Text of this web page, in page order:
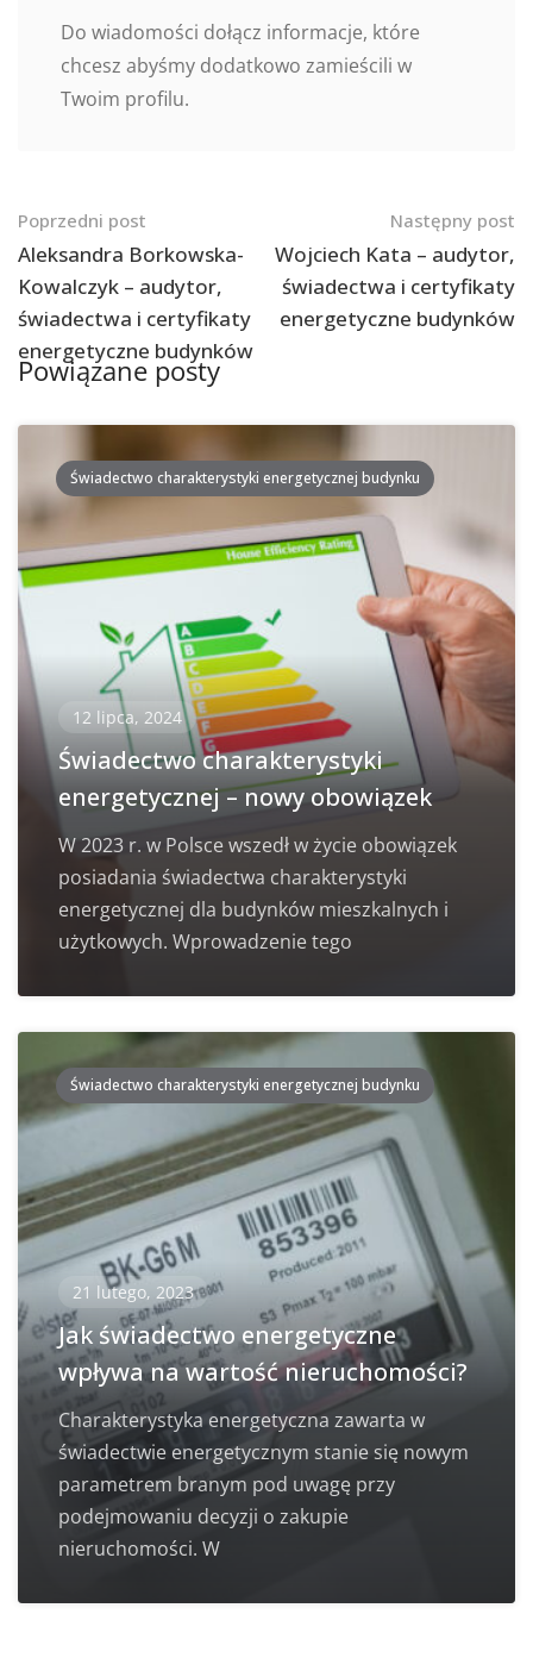
Do wiadomości dołącz informacje, które
chcesz abyśmy dodatkowo zamieścili w
Twoim profilu.
Nawigacja
po
postach
Poprzedni post
Aleksandra Borkowska-
Kowalczyk – audytor,
świadectwa i certyfikaty
energetyczne budynków
Następny post
Wojciech Kata – audytor,
świadectwa i certyfikaty
energetyczne budynków
Powiązane posty
Świadectwo charakterystyki energetycznej budynku
12 lipca, 2024
Świadectwo charakterystyki
energetycznej – nowy obowiązek
W 2023 r. w Polsce wszedł w życie obowiązek
posiadania świadectwa charakterystyki
energetycznej dla budynków mieszkalnych i
użytkowych. Wprowadzenie tego
Świadectwo charakterystyki energetycznej budynku
21 lutego, 2023
Jak świadectwo energetyczne
wpływa na wartość nieruchomości?
Charakterystyka energetyczna zawarta w
świadectwie energetycznym stanie się nowym
parametrem branym pod uwagę przy
podejmowaniu decyzji o zakupie
nieruchomości. W